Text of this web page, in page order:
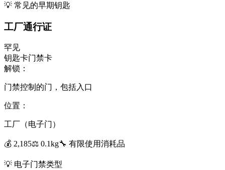
💡 常见的早期钥匙
工厂通行证
罕见
钥匙卡门禁卡
解锁：
门禁控制的门，包括入口
位置：
工厂（电子门）
💰 2,185⚖️ 0.1kg🔧 有限使用消耗品
💡 电子门禁类型